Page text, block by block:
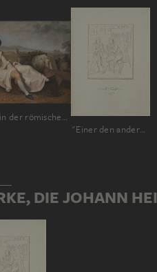
Goethe in der römischen Campagna
"Einer den anderen gemalt." Der Künstler mit seinem Bruder Heinrich Jacob Tischbein im Atelier
DIE JOHANN